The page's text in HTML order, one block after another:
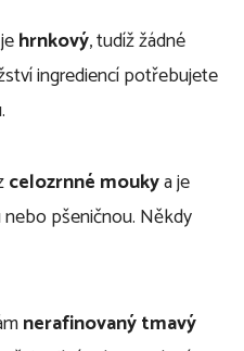
hrnkový, tudíž žádné
ingrediencí potřebujete
celozrnné moukya je
pšeničnou. Někdy
nerafinovaný tmavý